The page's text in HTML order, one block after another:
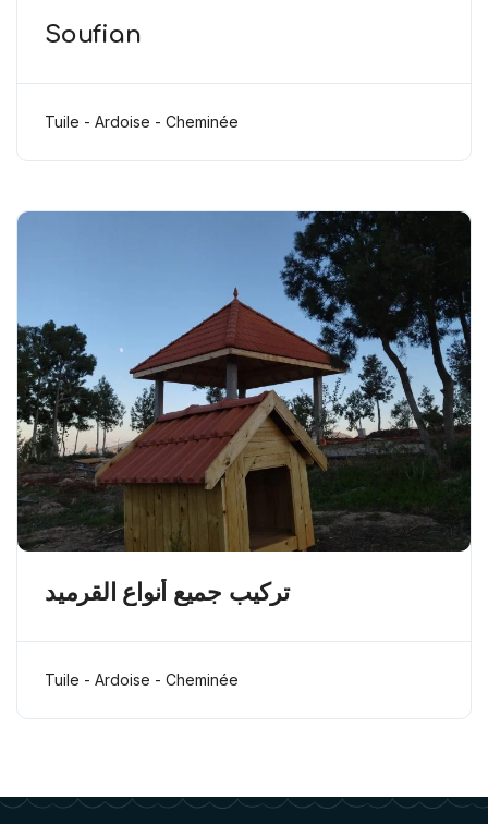
Soufian
Tuile - Ardoise - Cheminée
تركيب جميع أنواع القرميد
Tuile - Ardoise - Cheminée